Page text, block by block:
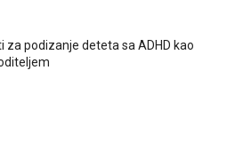
za podizanje deteta sa ADHD kao